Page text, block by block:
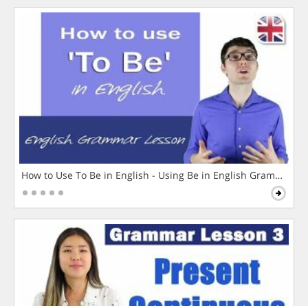
How to Use To Be in English - Using Be in English Grammar